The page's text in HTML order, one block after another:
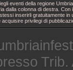
eventi della regione
dalla colonna di destra.
inserirli gratuitamente
privilegi di